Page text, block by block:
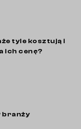
tyle kosztują i
ich cenę?
branży